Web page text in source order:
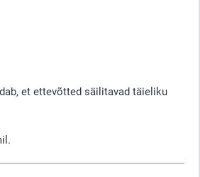
et ettevõtted säilitavad täieliku